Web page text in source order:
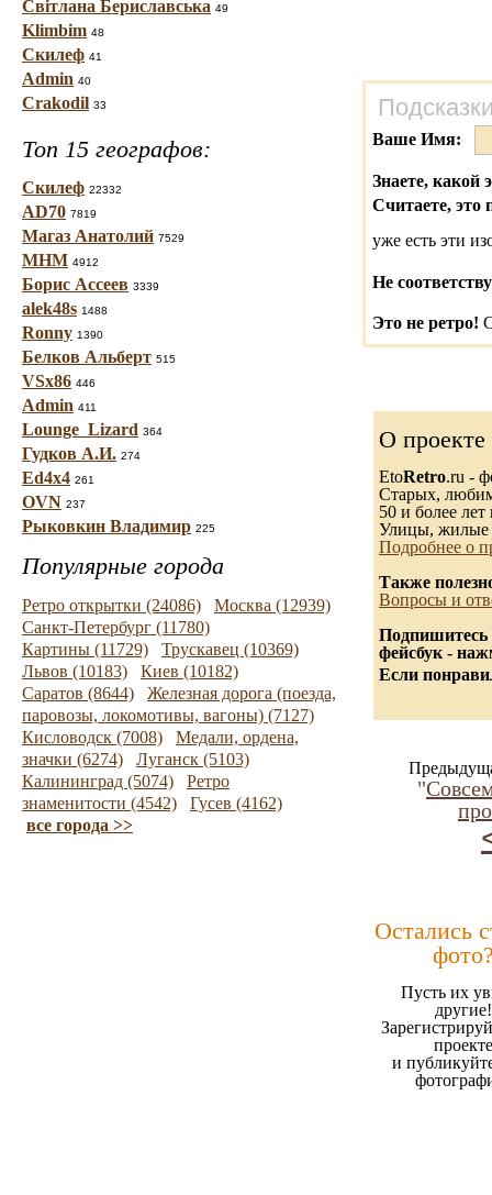
Світлана Бериславська 49
Klimbim 48
Скилеф 41
Admin 40
Crakodil 33
Топ 15 географов:
Скилеф 22332
AD70 7819
Магаз Анатолий 7529
МНМ 4912
Борис Ассеев 3339
alek48s 1488
Ronny 1390
Белков Альберт 515
VSx86 446
Admin 411
Lounge_Lizard 364
Гудков А.И. 274
Ed4x4 261
OVN 237
Рыковкин Владимир 225
Популярные города
Ретро открытки (24086)
Москва (12939)
Санкт-Петербург (11780)
Картины (11729)
Трускавец (10369)
Львов (10183)
Киев (10182)
Саратов (8644)
Железная дорога (поезда,
паровозы, локомотивы, вагоны) (7127)
Кисловодск (7008)
Медали, ордена,
значки (6274)
Луганск (5103)
Калининград (5074)
Ретро
знаменитости (4542)
Гусев (4162)
все города >>
Ваше Имя:
Знаете, какой
Считаете, это
уже есть эти
Не
Это не ретро!
О проекте
EtoRetro.ru -
Старых,
50 и более лет
Улицы, жилые
Подробнее о
Также
Вопросы и
Подпишитесь
фейсбук -
Если
"
Остались
Пусть их
другие!
проекте
и